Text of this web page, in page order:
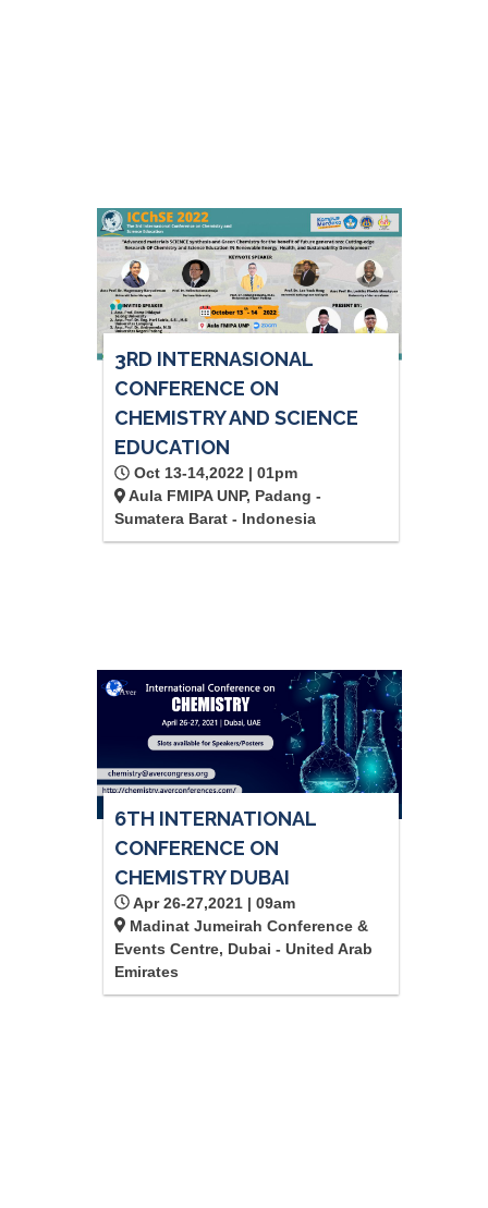
3RD INTERNASIONAL
CONFERENCE ON
CHEMISTRY AND SCIENCE
EDUCATION
Oct 13-14,2022 | 01pm
Aula FMIPA UNP, Padang -
Sumatera Barat - Indonesia
6TH INTERNATIONAL
CONFERENCE ON
CHEMISTRY DUBAI
Apr 26-27,2021 | 09am
Madinat Jumeirah Conference &
Events Centre, Dubai - United Arab
Emirates